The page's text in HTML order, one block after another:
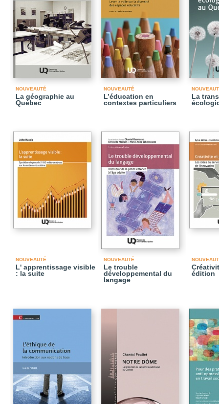
NOUVEAUTÉ
La géographie au
Québec
NOUVEAUTÉ
L’éducation en
contextes particuliers
La
NOUVEAUTÉ
L' apprentissage visible
: la suite
NOUVEAUTÉ
Le trouble
développemental du
langage
édition